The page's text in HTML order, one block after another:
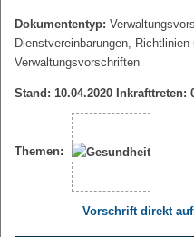
Dokumententyp:
Dienstvereinbarungen, Richtlinien
Verwaltungsvorschriften
Stand: 10.04.2020 Inkrafttreten:
Themen:
Vorschrift direkt